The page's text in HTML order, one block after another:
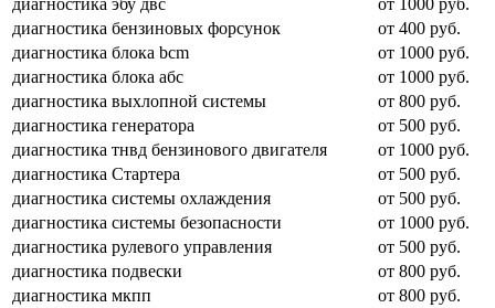
диагностика бензиновых форсунок
от 400 руб.
диагностика блока bcm
от 1000 руб.
диагностика блока абс
от 1000 руб.
диагностика выхлопной системы
от 800 руб.
диагностика генератора
от 500 руб.
диагностика тнвд бензинового двигателя
от 1000 руб.
диагностика Стартера
от 500 руб.
диагностика системы охлаждения
от 500 руб.
диагностика системы безопасности
от 1000 руб.
диагностика рулевого управления
от 500 руб.
диагностика подвески
от 800 руб.
диагностика мкпп
от 800 руб.